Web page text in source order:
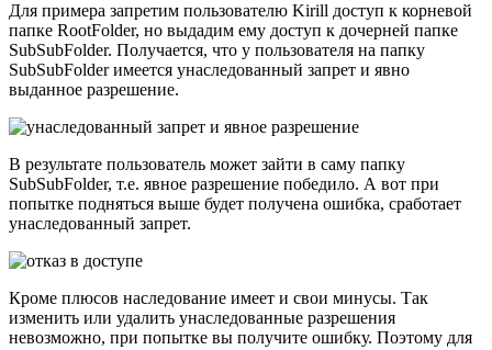
Для примера запретим пользователю Kirill доступ к корневой
папке RootFolder, но выдадим ему доступ к дочерней папке
SubSubFolder. Получается, что у пользователя на папку
SubSubFolder имеется унаследованный запрет и явно
выданное разрешение.
В результате пользователь может зайти в саму папку
SubSubFolder, т.е. явное разрешение победило. А вот при
попытке подняться выше будет получена ошибка, сработает
унаследованный запрет.
Кроме плюсов наследование имеет и свои минусы. Так
изменить или удалить унаследованные разрешения
невозможно, при попытке вы получите ошибку. Поэтому для